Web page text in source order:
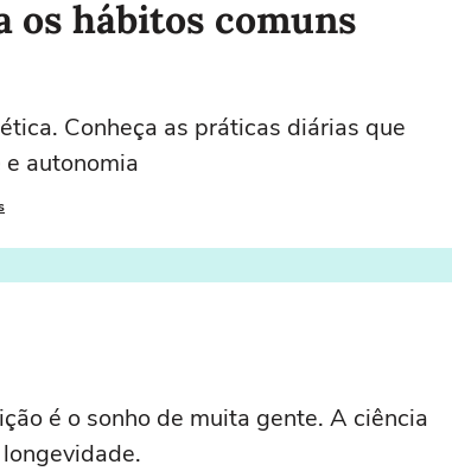
os hábitos comuns
Conheça as práticas diárias que
autonomia
é o sonho de muita gente. A ciência